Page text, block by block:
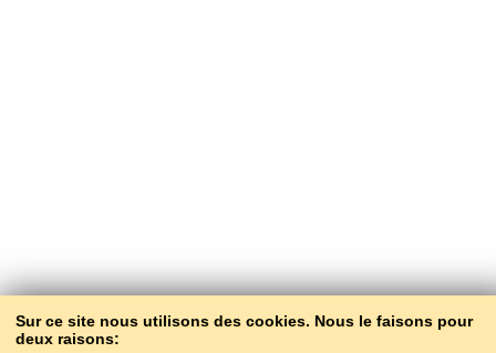
Sur ce site nous utilisons des cookies. Nous le faisons pour
deux raisons: